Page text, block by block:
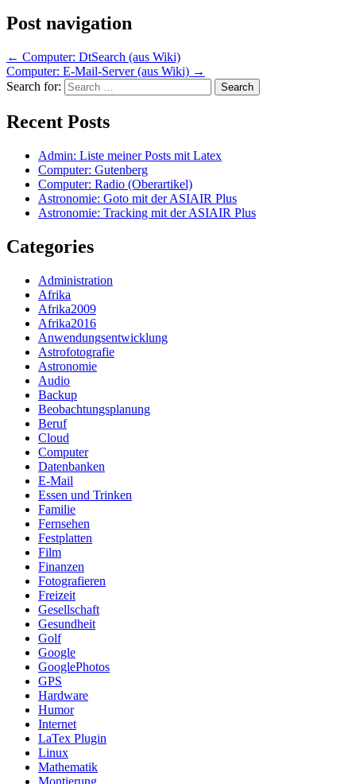
Post navigation
← Computer: DtSearch (aus Wiki)
Computer: E-Mail-Server (aus Wiki) →
Search for:
Recent Posts
Admin: Liste meiner Posts mit Latex
Computer: Gutenberg
Computer: Radio (Oberartikel)
Astronomie: Goto mit der ASIAIR Plus
Astronomie: Tracking mit der ASIAIR Plus
Categories
Administration
Afrika
Afrika2009
Afrika2016
Anwendungsentwicklung
Astrofotografie
Astronomie
Audio
Backup
Beobachtungsplanung
Beruf
Cloud
Computer
Datenbanken
E-Mail
Essen und Trinken
Familie
Fernsehen
Festplatten
Film
Finanzen
Fotografieren
Freizeit
Gesellschaft
Gesundheit
Golf
Google
GooglePhotos
GPS
Hardware
Humor
Internet
LaTex Plugin
Linux
Mathematik
Montierung